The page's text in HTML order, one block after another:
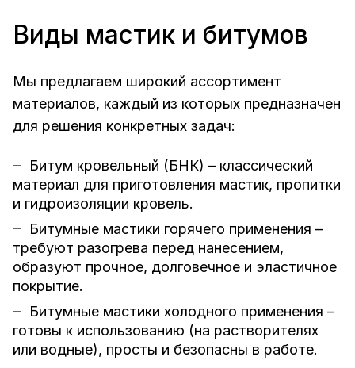
Виды мастик и битумов
Мы предлагаем широкий ассортимент
материалов, каждый из которых предназначен
для решения конкретных задач:
Битум кровельный (БНК) – классический
материал для приготовления мастик, пропитки
и гидроизоляции кровель.
Битумные мастики горячего применения –
требуют разогрева перед нанесением,
образуют прочное, долговечное и эластичное
покрытие.
Битумные мастики холодного применения –
готовы к использованию (на растворителях
или водные), просты и безопасны в работе.